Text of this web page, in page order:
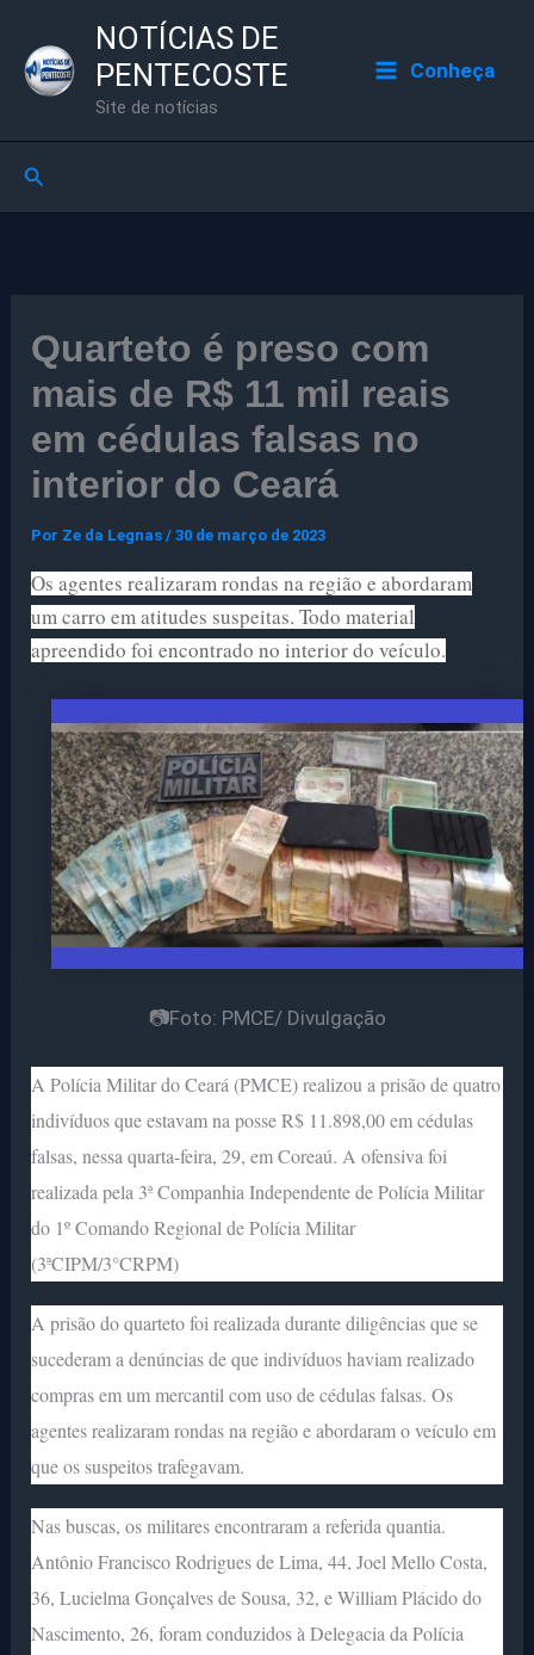
para
NOTÍCIAS DE
PENTECOSTE
Site de notícias
Conheça
Pesquisar
Quarteto é preso com
mais de R$ 11 mil reais
em cédulas falsas no
interior do Ceará
Por Ze da Legnas/30 de março de 2023
Os agentes realizaram rondas na região e abordaram
um carro em atitudes suspeitas. Todo material
apreendido foi encontrado no interior do veículo.
📷Foto: PMCE/ Divulgação
A Polícia Militar do Ceará (PMCE) realizou a prisão de quatro
indivíduos que estavam na posse R$ 11.898,00 em cédulas
falsas, nessa quarta-feira, 29, em Coreaú. A ofensiva foi
realizada pela 3ª Companhia Independente de Polícia Militar
do 1º Comando Regional de Polícia Militar
(3ªCIPM/3°CRPM)
A prisão do quarteto foi realizada durante diligências que se
sucederam a denúncias de que indivíduos haviam realizado
compras em um mercantil com uso de cédulas falsas. Os
agentes realizaram rondas na região e abordaram o veículo em
que os suspeitos trafegavam.
Nas buscas, os militares encontraram a referida quantia.
Antônio Francisco Rodrigues de Lima, 44, Joel Mello Costa,
36, Lucielma Gonçalves de Sousa, 32, e William Plácido do
Nascimento, 26, foram conduzidos à Delegacia da Polícia